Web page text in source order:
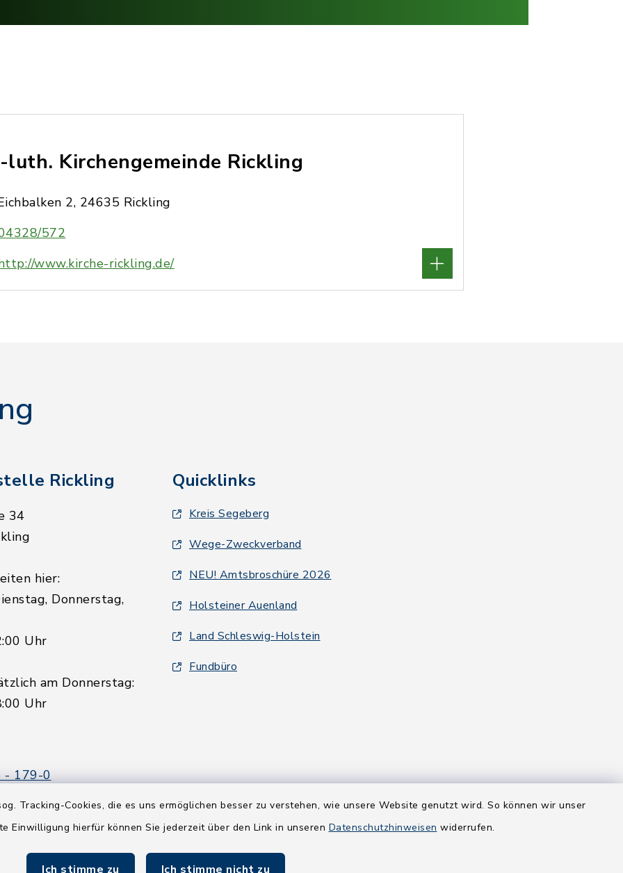
Tracking-Cookies, die es uns ermöglichen besser zu verstehen, wie unsere Website genutzt wird. So können wir unser
Einwilligung hierfür können Sie jederzeit über den Link in unseren Datenschutzhinweisen widerrufen.
Ich stimme zu Ich stimme nicht zu
luth. Kirchengemeinde Rickling
2, 24635 Rickling
572
www.kirche-rickling.de/
Rickling
34
hier:
Donnerstag,
Uhr
am Donnerstag:
Uhr
- 179-0
179-44
boostedt-
Quicklinks
Kreis Segeberg
Wege-Zweckverband
NEU! Amtsbroschüre 2026
Holsteiner Auenland
Land Schleswig-Holstein
Fundbüro